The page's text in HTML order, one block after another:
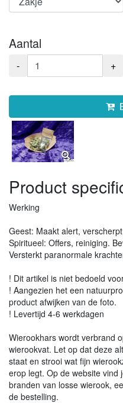
Aantal
- +
Product
Werking
Geest: Maakt alert,
Spiritueel: Offers, reiniging.
Versterkt paranormale
! Dit artikel is niet bedoeld
! Aangezien het een
product afwijken van de foto.
! Levertijd 4-6 werkdagen
Wierookhars wordt verbrand
wierookvat. Let op dat deze
staat en strooi wat fijn
erop legt. Op de website
branden van losse wierook,
de bestelling.